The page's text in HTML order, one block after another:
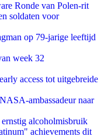
Ronde van Polen-rit
soldaten voor
op 79-jarige leeftijd
week 32
access tot uitgebreide
ambassadeur naar
alcoholmisbruik
achievements dit